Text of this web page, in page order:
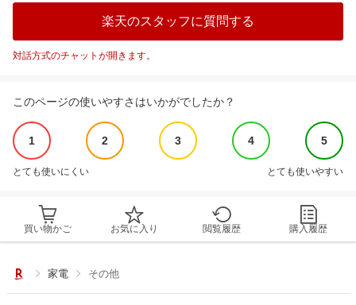
楽天のスタッフに質問する
対話方式のチャットが開きます。
このページの使いやすさはいかがでしたか？
1 2 3 4 5
とても使いにくい とても使いやすい
買い物かご お気に入り 閲覧履歴 購入履歴
家電 その他